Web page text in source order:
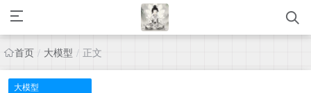
首页 / 大模型 / 正文
大模型